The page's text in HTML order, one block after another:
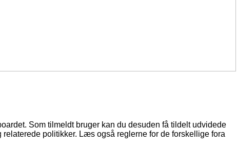
Som tilmeldt bruger kan du desuden få tildelt udvidede
politikker. Læs også reglerne for de forskellige fora